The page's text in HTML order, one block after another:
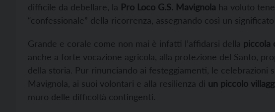
difficile da debellare, la Pro Loco G.S. Mavignola ha voluto
“confessionale” della ricorrenza, assegnando così un
Grande e corale come non mai è infatti l’affidarsi della piccola
anche a forte vocazione agricola, alla protezione del Santo,
della storia. Pur rinunciando ai festeggiamenti, le celebrazioni
Mavignola, ai suoi volontari e alla resilienza di un piccolo
muro delle difficoltà contingenti.